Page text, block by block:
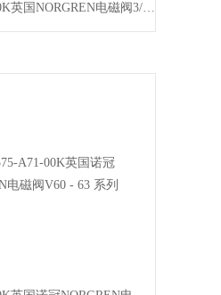
SXE9674-A60-00K英国NORGREN电磁阀3/2、5/2和5/3阀